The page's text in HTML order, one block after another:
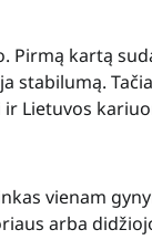
Pirmą kartą
stabilumą.
Lietuvos
vienam
arba